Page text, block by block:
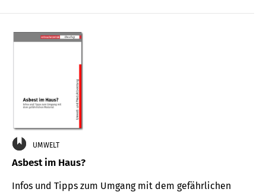
UMWELT
Asbest im Haus?
Infos und Tipps zum Um­gang mit dem ge­fähr­lichen